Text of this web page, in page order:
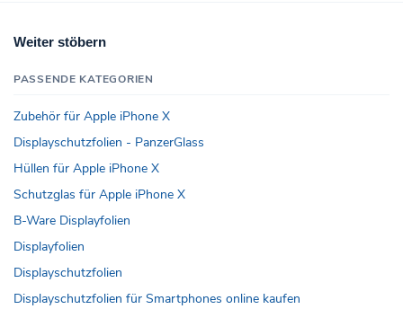
Weiter stöbern
PASSENDE KATEGORIEN
Zubehör für Apple iPhone X
Displayschutzfolien - PanzerGlass
Hüllen für Apple iPhone X
Schutzglas für Apple iPhone X
B-Ware Displayfolien
Displayfolien
Displayschutzfolien
Displayschutzfolien für Smartphones online kaufen